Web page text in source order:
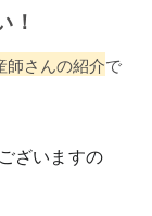
！
師さんの紹介で
ざいますの